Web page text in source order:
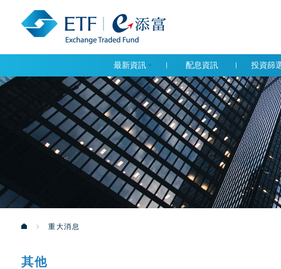
最新資訊 配息資訊 投資篩
重大消息
其他